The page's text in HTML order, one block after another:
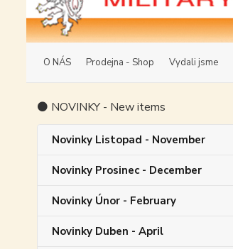
O NÁS Prodejna - Shop Vydali jsme
⚫ NOVINKY - New items
Novinky Listopad - November
Novinky Prosinec - December
Novinky Únor - February
Novinky Duben - April